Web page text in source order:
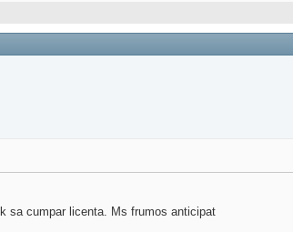
sa cumpar licenta. Ms frumos anticipat